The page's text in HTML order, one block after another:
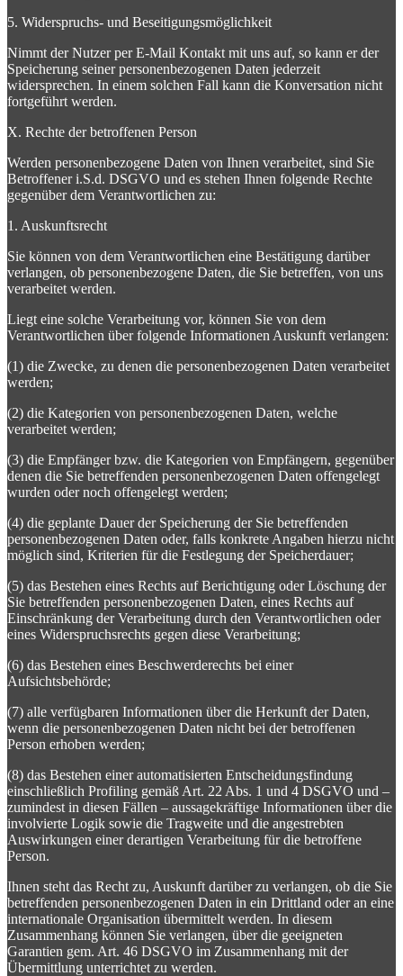
5. Widerspruchs- und Beseitigungsmöglichkeit
Nimmt der Nutzer per E-Mail Kontakt mit uns auf, so kann er der
Speicherung seiner personenbezogenen Daten jederzeit
widersprechen. In einem solchen Fall kann die Konversation nicht
fortgeführt werden.
X. Rechte der betroffenen Person
Werden personenbezogene Daten von Ihnen verarbeitet, sind Sie
Betroffener i.S.d. DSGVO und es stehen Ihnen folgende Rechte
gegenüber dem Verantwortlichen zu:
1. Auskunftsrecht
Sie können von dem Verantwortlichen eine Bestätigung darüber
verlangen, ob personenbezogene Daten, die Sie betreffen, von uns
verarbeitet werden.
Liegt eine solche Verarbeitung vor, können Sie von dem
Verantwortlichen über folgende Informationen Auskunft verlangen:
(1) die Zwecke, zu denen die personenbezogenen Daten verarbeitet
werden;
(2) die Kategorien von personenbezogenen Daten, welche
verarbeitet werden;
(3) die Empfänger bzw. die Kategorien von Empfängern, gegenüber
denen die Sie betreffenden personenbezogenen Daten offengelegt
wurden oder noch offengelegt werden;
(4) die geplante Dauer der Speicherung der Sie betreffenden
personenbezogenen Daten oder, falls konkrete Angaben hierzu nicht
möglich sind, Kriterien für die Festlegung der Speicherdauer;
(5) das Bestehen eines Rechts auf Berichtigung oder Löschung der
Sie betreffenden personenbezogenen Daten, eines Rechts auf
Einschränkung der Verarbeitung durch den Verantwortlichen oder
eines Widerspruchsrechts gegen diese Verarbeitung;
(6) das Bestehen eines Beschwerderechts bei einer
Aufsichtsbehörde;
(7) alle verfügbaren Informationen über die Herkunft der Daten,
wenn die personenbezogenen Daten nicht bei der betroffenen
Person erhoben werden;
(8) das Bestehen einer automatisierten Entscheidungsfindung
einschließlich Profiling gemäß Art. 22 Abs. 1 und 4 DSGVO und –
zumindest in diesen Fällen – aussagekräftige Informationen über die
involvierte Logik sowie die Tragweite und die angestrebten
Auswirkungen einer derartigen Verarbeitung für die betroffene
Person.
Ihnen steht das Recht zu, Auskunft darüber zu verlangen, ob die Sie
betreffenden personenbezogenen Daten in ein Drittland oder an eine
internationale Organisation übermittelt werden. In diesem
Zusammenhang können Sie verlangen, über die geeigneten
Garantien gem. Art. 46 DSGVO im Zusammenhang mit der
Übermittlung unterrichtet zu werden.